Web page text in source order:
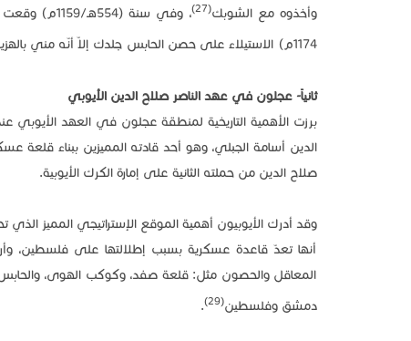
وأخذوه مع الشوبك(27)
1174م) الاستيلاء على حصن الحابس جلدك إلاّ أنّه مني بالهزيمة أمام قوات الأمير بلدوين الثالث
ثانياً- عجلون في عهد الناصر صلاح الدين الأيوبي
صلاح الدين من حملته الثانية على إمارة الكرك الأيوبية.
وقد أدرك الأيوبيون أهمية الموقع الإستراتيجي المميز
أنها تعدّ قاعدة عسكرية بسبب إطلالتها على فلسطين،
المعاقل والحصون مثل: قلعة صفد، وكوكب الهوى،
دمشق وفلسطين(29)
.